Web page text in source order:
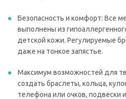
Безопасность и комфорт: Все
выполнены из
детской кожи. Регулируемые
даже на тонкое запястье.
Максимум возможностей для
создать браслеты, кольца,
телефона или очков, подвески